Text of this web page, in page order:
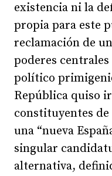
existencia ni la
propia para este
reclamación de
poderes
político
República quiso
constituyentes
una “nueva
singular
alternativa,